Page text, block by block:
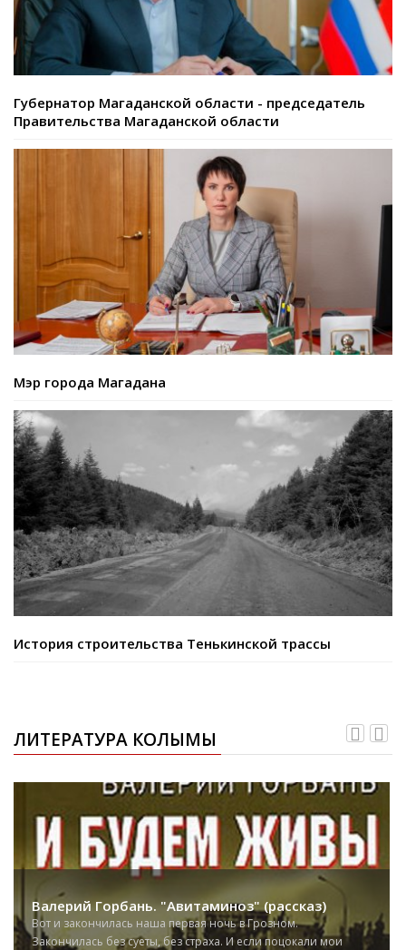
Губернатор Магаданской области - председатель
Правительства Магаданской области
Мэр города Магадана
История строительства Тенькинской трассы
ЛИТЕРАТУРА КОЛЫМЫ
Валерий Горбань. "Авитаминоз" (рассказ)
Вот и закончилась наша первая ночь в Грозном.
Закончилась без суеты, без страха. И если поцокали мои